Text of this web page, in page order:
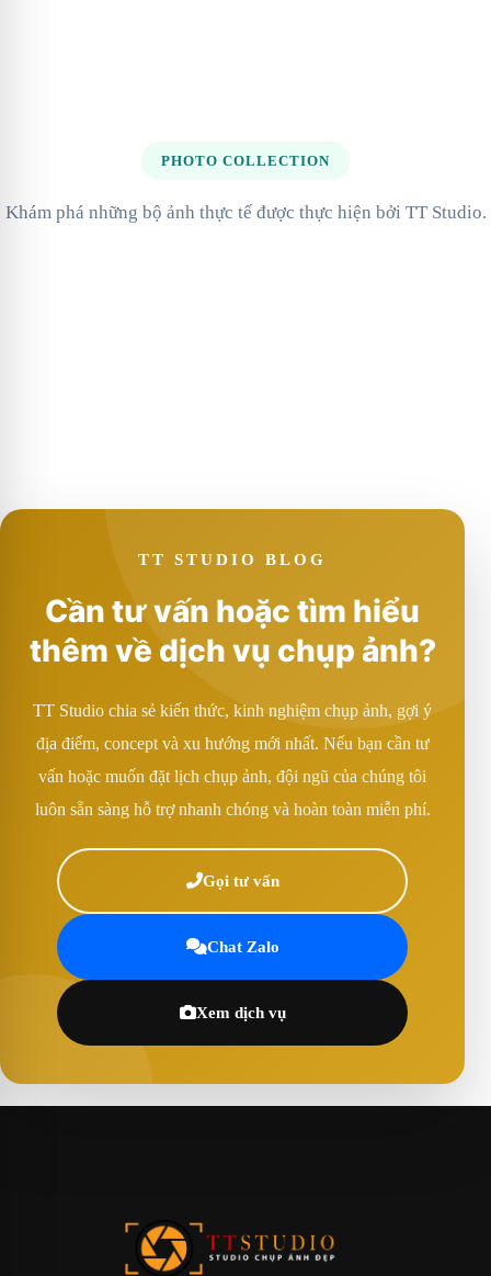
PHOTO COLLECTION
Khám phá những bộ ảnh thực tế được thực hiện bởi TT Studio.
TT STUDIO BLOG
Cần tư vấn hoặc tìm hiểu
thêm về dịch vụ chụp ảnh?
TT Studio chia sẻ kiến thức, kinh nghiệm chụp ảnh, gợi ý
địa điểm, concept và xu hướng mới nhất. Nếu bạn cần tư
vấn hoặc muốn đặt lịch chụp ảnh, đội ngũ của chúng tôi
luôn sẵn sàng hỗ trợ nhanh chóng và hoàn toàn miễn phí.
Gọi tư vấn
Chat Zalo
Xem dịch vụ